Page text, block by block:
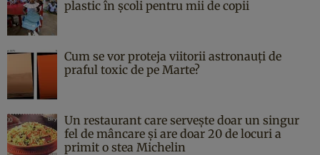
plastic în școli pentru mii de copii
Cum se vor proteja viitorii astronauți de
praful toxic de pe Marte?
Un restaurant care servește doar un singur
fel de mâncare și are doar 20 de locuri a
primit o stea Michelin